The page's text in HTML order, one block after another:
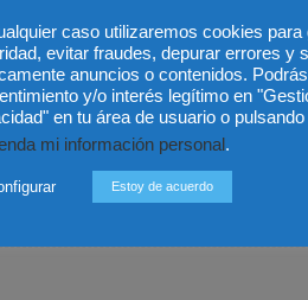
Abogados, enhorabuena a ellos
caso utilizaremos cookies para
evitar fraudes, depurar errores y
anuncios o contenidos. Podrás
y/o interés legítimo en
en tu área de usuario o
mi información personal .
Estoy de acuerdo